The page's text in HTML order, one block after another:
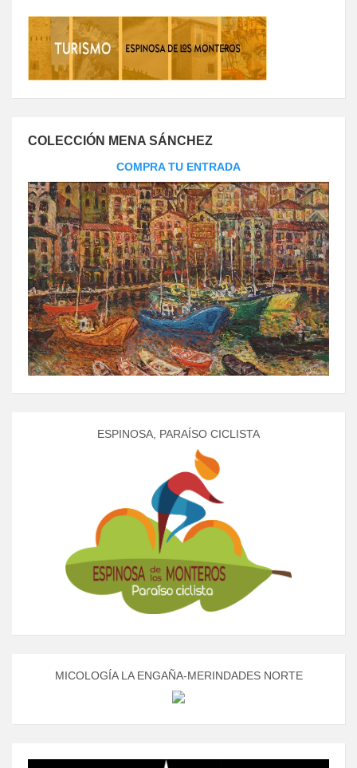
COLECCIÓN MENA SÁNCHEZ
COMPRA TU ENTRADA
ESPINOSA, PARAÍSO CICLISTA
MICOLOGÍA LA ENGAÑA-MERINDADES NORTE